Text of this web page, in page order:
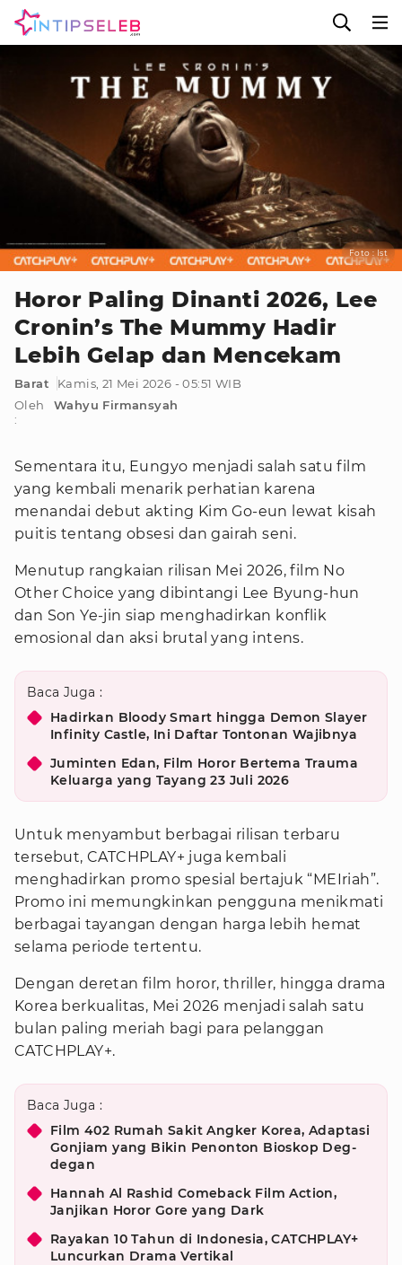
Foto : Ist
Horor Paling Dinanti 2026, Lee
Cronin’s The Mummy Hadir
Lebih Gelap dan Mencekam
Barat
Kamis, 21 Mei 2026 - 05:51 WIB
Oleh
:
Wahyu Firmansyah
Sementara itu, Eungyo menjadi salah satu film
yang kembali menarik perhatian karena
menandai debut akting Kim Go-eun lewat kisah
puitis tentang obsesi dan gairah seni.
Menutup rangkaian rilisan Mei 2026, film No
Other Choice yang dibintangi Lee Byung-hun
dan Son Ye-jin siap menghadirkan konflik
emosional dan aksi brutal yang intens.
Baca Juga :
Hadirkan Bloody Smart hingga Demon Slayer
Infinity Castle, Ini Daftar Tontonan Wajibnya
Juminten Edan, Film Horor Bertema Trauma
Keluarga yang Tayang 23 Juli 2026
Untuk menyambut berbagai rilisan terbaru
tersebut, CATCHPLAY+ juga kembali
menghadirkan promo spesial bertajuk “MEIriah”.
Promo ini memungkinkan pengguna menikmati
berbagai tayangan dengan harga lebih hemat
selama periode tertentu.
Dengan deretan film horor, thriller, hingga drama
Korea berkualitas, Mei 2026 menjadi salah satu
bulan paling meriah bagi para pelanggan
CATCHPLAY+.
Baca Juga :
Film 402 Rumah Sakit Angker Korea, Adaptasi
Gonjiam yang Bikin Penonton Bioskop Deg-
degan
Hannah Al Rashid Comeback Film Action,
Janjikan Horor Gore yang Dark
Rayakan 10 Tahun di Indonesia, CATCHPLAY+
Luncurkan Drama Vertikal